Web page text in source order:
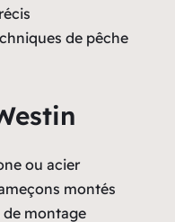
de pêche
ou acier
montés
de montage